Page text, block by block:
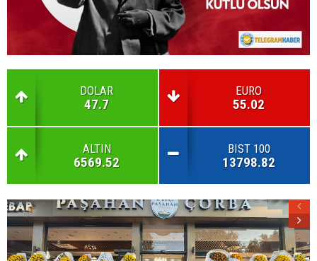
DOLAR
47.7
EURO
55.02
ALTIN
6569.52
BIST 100
13798.82